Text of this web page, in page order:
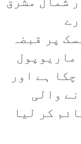
پر قبضہ
ہے اور
والی
کر لیا